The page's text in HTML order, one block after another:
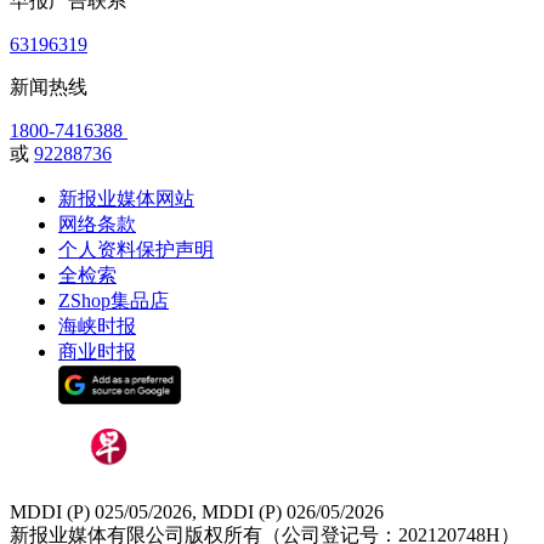
63196319
新闻热线
1800-7416388
或 92288736
新报业媒体网站
网络条款
个人资料保护声明
全检索
ZShop集品店
海峡时报
商业时报
MDDI (P) 025/05/2026, MDDI (P) 026/05/2026
新报业媒体有限公司版权所有（公司登记号：202120748H）